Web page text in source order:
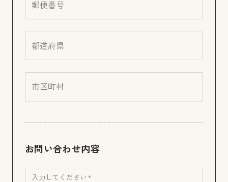
郵便番号
都道府県
市区町村
お問い合わせ内容
入力してください *